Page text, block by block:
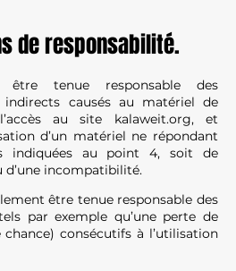
de responsabilité.
tenue responsable des
causés au matériel de
au site kalaweit.org, et
d’un matériel ne répondant
indiquées au point 4, soit de
d’une incompatibilité.
être tenue responsable des
par exemple qu’une perte de
consécutifs à l’utilisation